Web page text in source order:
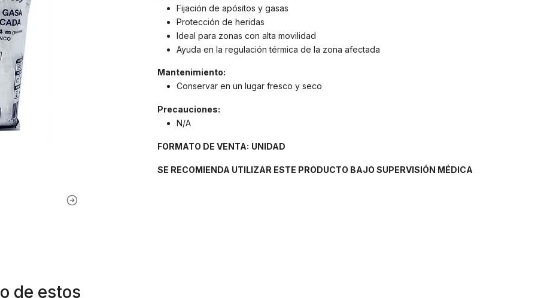
Fijación de apósitos y gasas
Protección de heridas
Ideal para zonas con alta movilidad
Ayuda en la regulación térmica de la zona afectada
Mantenimiento:
Conservar en un lugar fresco y seco
Precauciones:
N/A
FORMATO DE VENTA: UNIDAD
SE RECOMIENDA UTILIZAR ESTE PRODUCTO BAJO SUPERVISIÓN MÉDICA
de estos